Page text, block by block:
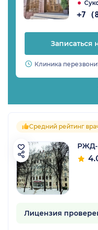
Записаться
Клиника
Средний рейтинг
РЖД-
Лицензия